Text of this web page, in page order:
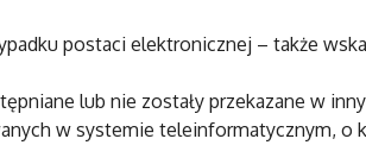
postaci elektronicznej – także
lub nie zostały przekazane w
w systemie teleinformatycznym, o